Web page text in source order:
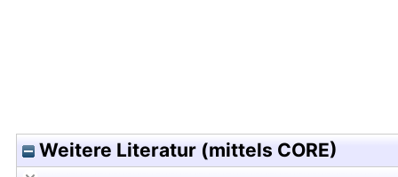
Weitere Literatur (mittels CORE)